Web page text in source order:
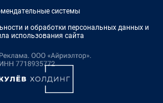
системы
и обработки персональных данных и
использования сайта